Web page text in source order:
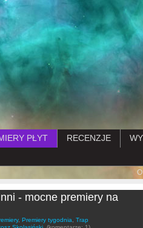
Przejdź do treści
PŁYT RECENZJE
- mocne premiery na
, Premiery tygodnia
Trap